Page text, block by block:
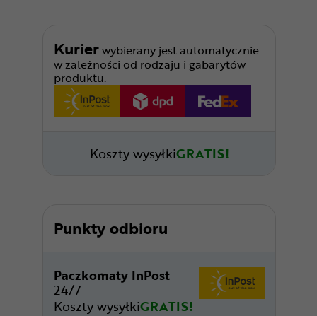
Kurierwybierany jest automatycznie
w zależności od rodzaju i gabarytów
produktu.
Koszty wysyłkiGRATIS!
Punkty odbioru
Paczkomaty InPost
24/7
Koszty wysyłkiGRATIS!